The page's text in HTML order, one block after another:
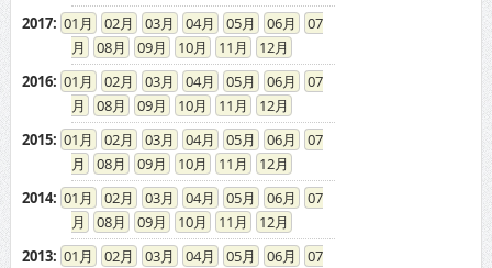
2017: 01 02 03 04 05 06
07
08
09 10 11
12
2016: 01 02 03 04 05 06
07
08
09 10 11
12
2015: 01 02 03 04 05 06
07
08
09 10 11
12
2014: 01 02 03 04 05 06
07
08
09 10 11
12
2013: 01 02 03 04 05 06
07